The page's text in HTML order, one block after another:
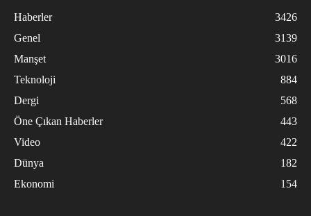
Haberler
3426
Genel
3139
Manşet
3016
Teknoloji
884
Dergi
568
Öne Çıkan Haberler
443
Video
422
Dünya
182
Ekonomi
154